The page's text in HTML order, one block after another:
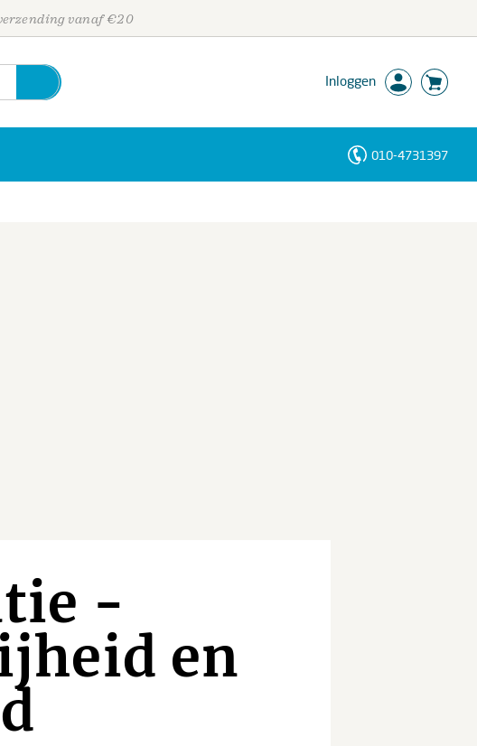
vanaf €20
Inloggen
010-4731397
-
en
Personen